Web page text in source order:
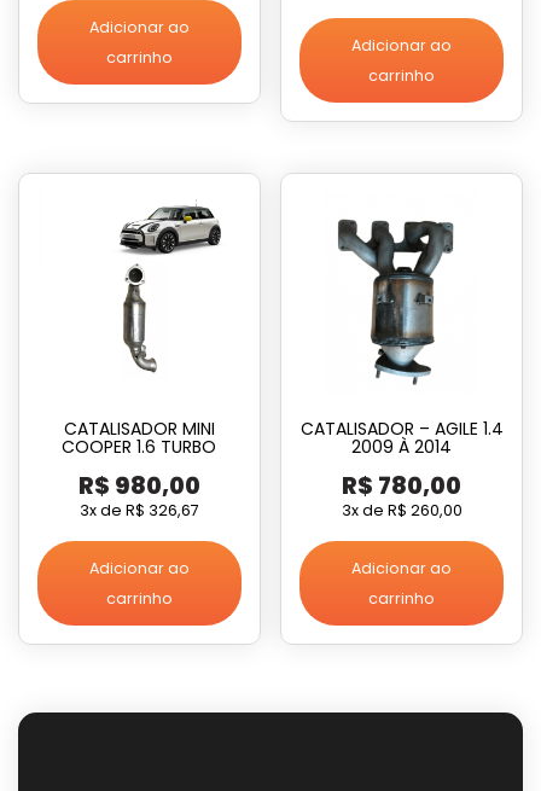
Adicionar ao
carrinho
Adicionar ao
carrinho
CATALISADOR MINI
COOPER 1.6 TURBO
R$ 980,00
3x de R$ 326,67
Adicionar ao
carrinho
CATALISADOR – AGILE 1.4
2009 À 2014
R$ 780,00
3x de R$ 260,00
Adicionar ao
carrinho